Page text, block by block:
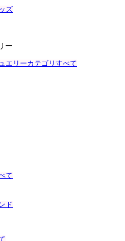
ズ
ー
エリーカテゴリすべて
て
ド